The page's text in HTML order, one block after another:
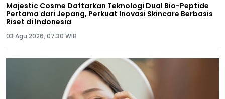
Majestic Cosme Daftarkan Teknologi Dual Bio-Peptide
Pertama dari Jepang, Perkuat Inovasi Skincare Berbasis
Riset di Indonesia
03 Agu 2026, 07:30 WIB